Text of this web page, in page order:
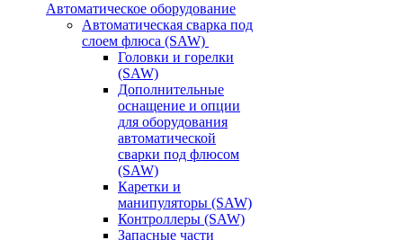
Автоматическое оборудование
Автоматическая сварка под
слоем флюса (SAW)
Головки и горелки
(SAW)
Дополнительные
оснащение и опции
для оборудования
автоматической
сварки под флюсом
(SAW)
Каретки и
манипуляторы (SAW)
Контроллеры (SAW)
Запасные части